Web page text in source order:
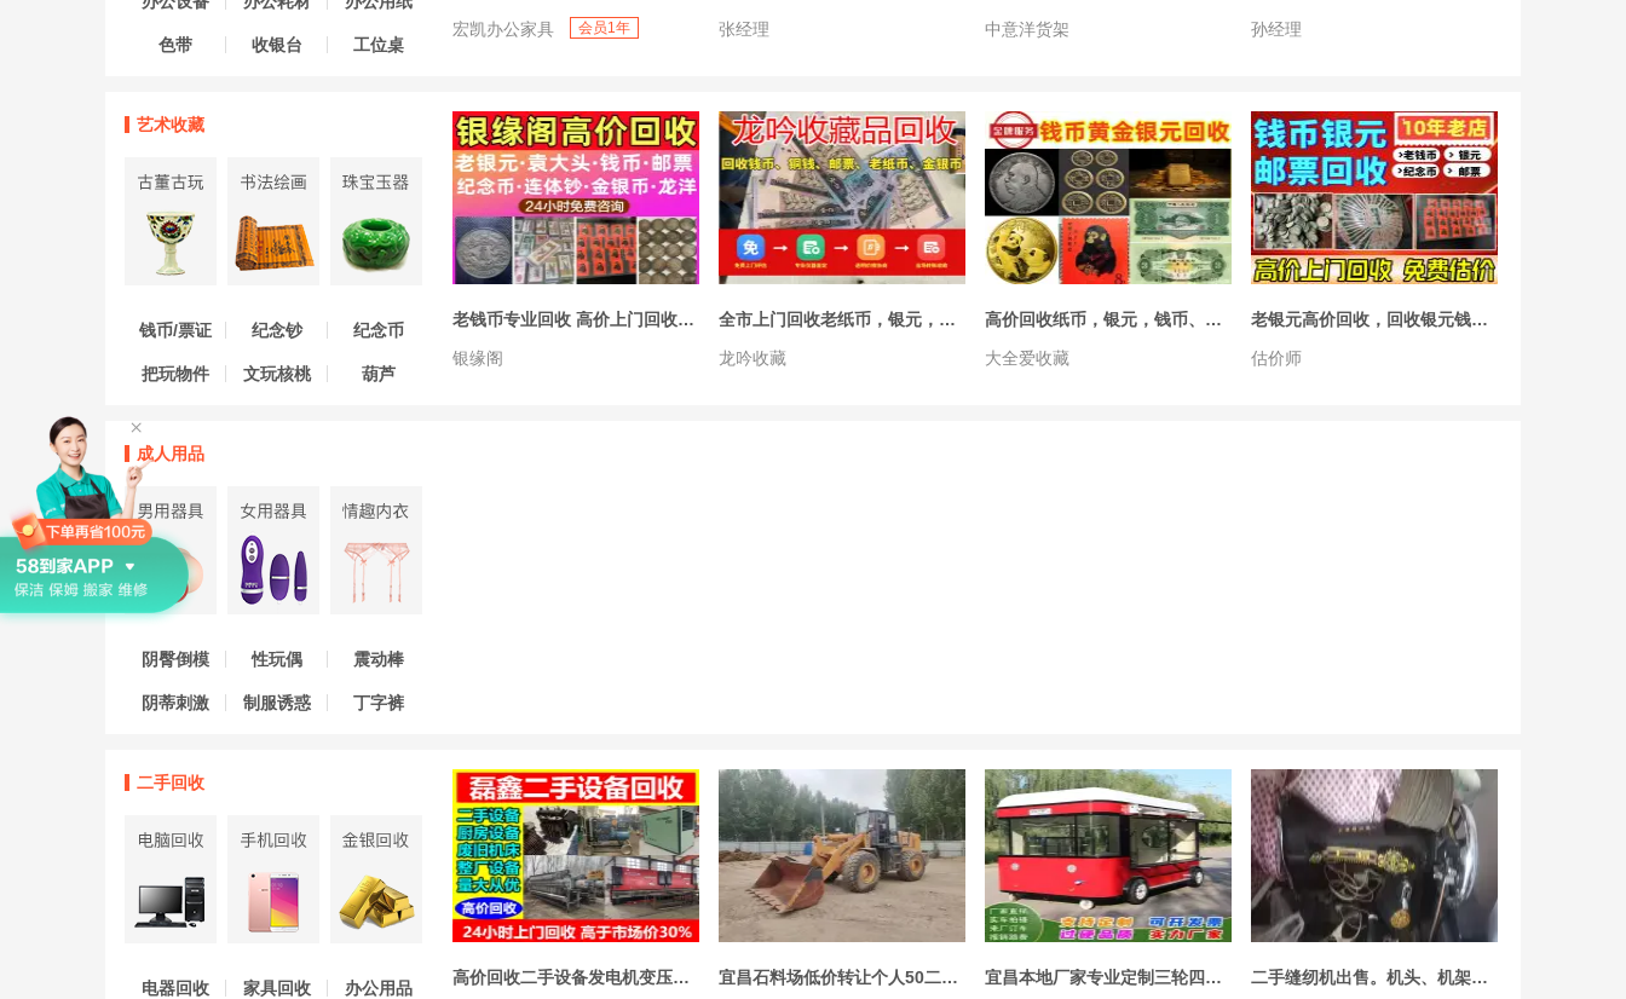
宜昌低价转让自用二手叉车/合力叉车3吨/3.5吨二手叉车出售
罗女士
4小时
二手市场
红鑫
低价转让工地搅拌机两台化粪池一个
蔡先生
4小时
01-31
色带 收银台 工位桌
宏凯办公家具
会员1年
张经理
中意洋货架
孙经理
艺术收藏
钱币/票证 纪念钞 纪念币
把玩物件 文玩核桃 葫芦
老钱币专业回收 高价上门回收银元 回收钱币 回收老银元 回收旧钱币 回收袁大头 银元收购 回收纪念钞 回收连体钞 回收邮票 回收像章 回收老物件 回收金银纪念币
银缘阁
全市上门回收老纸币，银元，邮票，年册，纪念币，金银币，像章，铜钱，古币等纪念品
龙吟收藏
高价回收纸币，银元，钱币、纪念币、纪念钞、连体钞、铜钱、银元银锭，黄金，金条，袁大头，邮票，名表，奢侈品
大全爱收藏
老银元高价回收，回收银元钱币，银元收购，回收纸币，老钱币回收，龙洋回收，纪念币、纪念钞、连体钞、铜钱、银元银锭，黄金回收，袁大头小头回收，邮票回收，老物件回收
估价师
成人用品
阴臀倒模 性玩偶 震动棒
阴蒂刺激 制服诱惑 丁字裤
二手回收
电器回收 家具回收 办公用品
高价回收二手设备发电机变压器⭐旧机床废旧设备铜铁铝回收工厂设备整体打包
宜昌石料场低价转让个人50二手铲车柳工二手装载机龙工50个人二手装载机
宜昌本地厂家专业定制三轮四轮多功能小吃车摆摊车炸串车熟食策划早餐车移动餐车美食车奶茶车冷饮车
二手缝纫机出售。机头、机架、配件齐全。可以直接使用。
×